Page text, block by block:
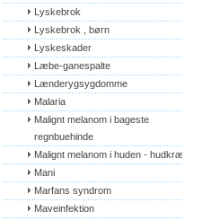
Lyskebrok
Lyskebrok , børn
Lyskeskader
Læbe-ganespalte
Lænderygsygdomme
Malaria
Malignt melanom i bageste
regnbuehinde
Malignt melanom i huden - hudkræft
Mani
Marfans syndrom
Maveinfektion